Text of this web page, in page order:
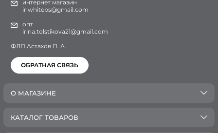
интернет магазин
inwhitebs@gmail.com
опт
irina.tolstikova21@gmail.com
ФЛП Астахов П. А.
ОБРАТНАЯ СВЯЗЬ
О МАГАЗИНЕ
КАТАЛОГ ТОВАРОВ